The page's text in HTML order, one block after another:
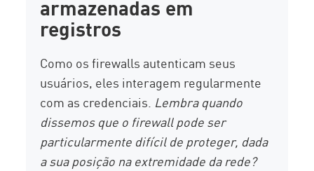
armazenadas em
registros
Como os firewalls autenticam seus
usuários, eles interagem regularmente
com as credenciais. Lembra quando
dissemos que o firewall pode ser
particularmente difícil de proteger, dada
a sua posição na extremidade da rede?